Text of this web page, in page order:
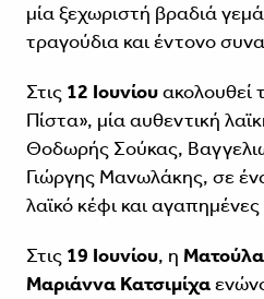
μία ξεχωριστή βραδιά
τραγούδια και έντονο
Στις 12 Ιουνίουακολουθεί
Πίστα», μία αυθεντική
Θοδωρής Σούκας,
Γιώργης Μανωλάκης, σε
λαϊκό κέφι και
Στις 19 Ιουνίου, η
Μαριάννα Κατσιμίχα